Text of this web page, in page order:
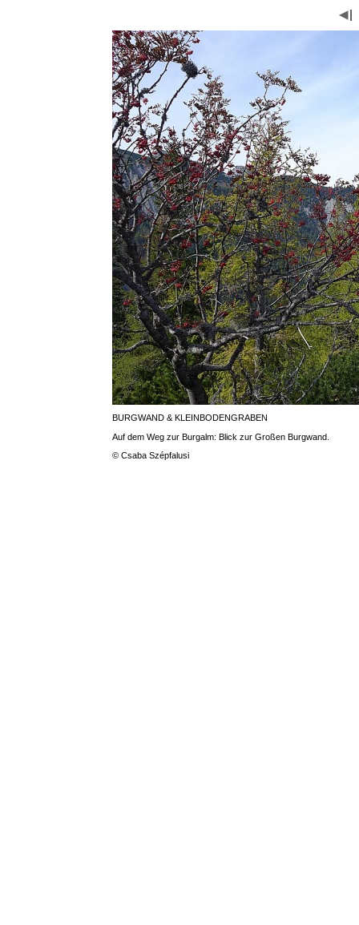
BURGWAND & KLEINBODENGRABEN
Auf dem Weg zur Burgalm: Blick zur Großen Burgwand.
© Csaba Szépfalusi